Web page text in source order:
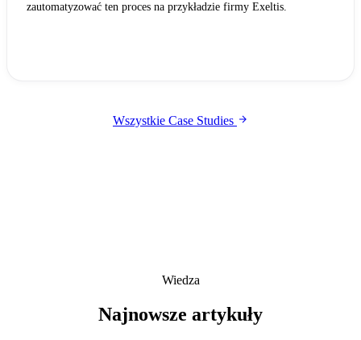
zautomatyzować ten proces na przykładzie firmy Exeltis.
Wszystkie Case Studies
Wiedza
Najnowsze artykuły